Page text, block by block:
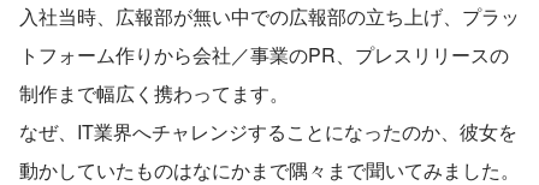
入社当時、広報部が無い中での広報部の立ち上げ、プラッ
トフォーム作りから会社／事業のPR、プレスリリースの
制作まで幅広く携わってます。
なぜ、IT業界へチャレンジすることになったのか、彼女を
動かしていたものはなにかまで隅々まで聞いてみました。